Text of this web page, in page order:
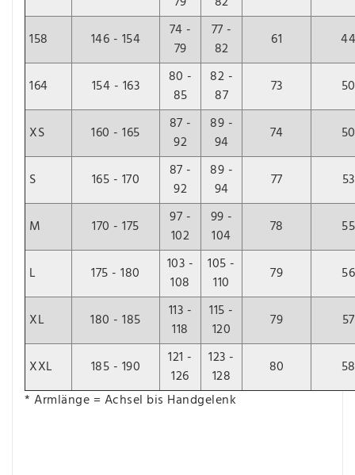
158 146 - 154
74 -
79
77 -
82
61 44
164 154 - 163
80 -
85
82 -
87
73 50
XS 160 - 165
87 -
92
89 -
94
74 50
S 165 - 170
87 -
92
89 -
94
77 53
M 170 - 175
97 -
102
99 -
104
78 55
L 175 - 180
103 -
108
105 -
110
79 56
XL 180 - 185
113 -
118
115 -
120
79 57
XXL 185 - 190
121 -
126
123 -
128
80
58
* Armlänge = Achsel bis Handgelenk